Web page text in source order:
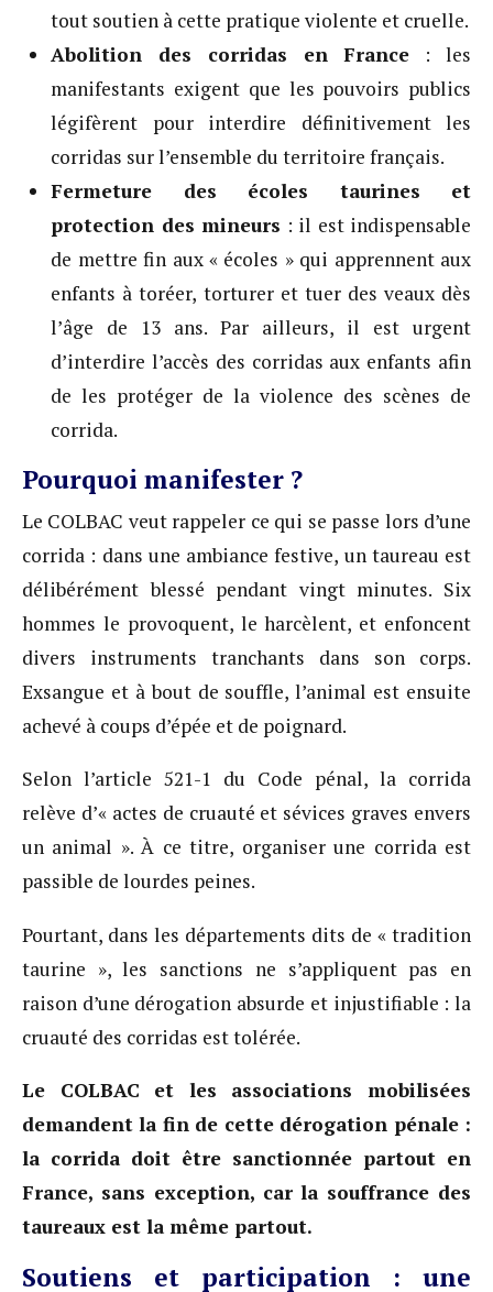
tout soutien à cette pratique violente et cruelle.
Abolition des corridas en France : les
manifestants exigent que les pouvoirs publics
légifèrent pour interdire définitivement les
corridas sur l’ensemble du territoire français.
Fermeture des écoles taurines et
protection des mineurs : il est indispensable
de mettre fin aux « écoles » qui apprennent aux
enfants à toréer, torturer et tuer des veaux dès
l’âge de 13 ans. Par ailleurs, il est urgent
d’interdire l’accès des corridas aux enfants afin
de les protéger de la violence des scènes de
corrida.
Pourquoi manifester ?
Le COLBAC veut rappeler ce qui se passe lors d’une
corrida : dans une ambiance festive, un taureau est
délibérément blessé pendant vingt minutes. Six
hommes le provoquent, le harcèlent, et enfoncent
divers instruments tranchants dans son corps.
Exsangue et à bout de souffle, l’animal est ensuite
achevé à coups d’épée et de poignard.
Selon l’article 521-1 du Code pénal, la corrida
relève d’« actes de cruauté et sévices graves envers
un animal ». À ce titre, organiser une corrida est
passible de lourdes peines.
Pourtant, dans les départements dits de « tradition
taurine », les sanctions ne s’appliquent pas en
raison d’une dérogation absurde et injustifiable : la
cruauté des corridas est tolérée.
Le COLBAC et les associations mobilisées
demandent la fin de cette dérogation pénale :
la corrida doit être sanctionnée partout en
France, sans exception, car la souffrance des
taureaux est la même partout.
Soutiens et participation : une